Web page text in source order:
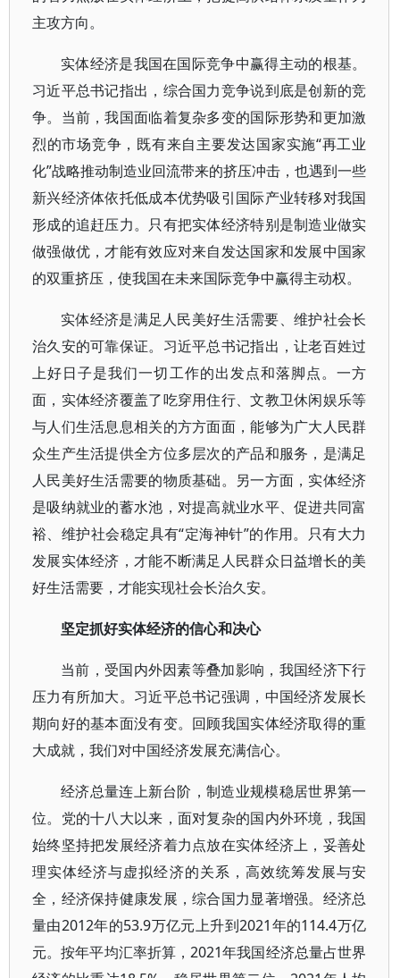
主攻方向。
实体经济是我国在国际竞争中赢得主动的根基。
习近平总书记指出，综合国力竞争说到底是创新的竞
争。当前，我国面临着复杂多变的国际形势和更加激
烈的市场竞争，既有来自主要发达国家实施“再工业
化”战略推动制造业回流带来的挤压冲击，也遇到一些
新兴经济体依托低成本优势吸引国际产业转移对我国
形成的追赶压力。只有把实体经济特别是制造业做实
做强做优，才能有效应对来自发达国家和发展中国家
的双重挤压，使我国在未来国际竞争中赢得主动权。
实体经济是满足人民美好生活需要、维护社会长
治久安的可靠保证。习近平总书记指出，让老百姓过
上好日子是我们一切工作的出发点和落脚点。一方
面，实体经济覆盖了吃穿用住行、文教卫休闲娱乐等
与人们生活息息相关的方方面面，能够为广大人民群
众生产生活提供全方位多层次的产品和服务，是满足
人民美好生活需要的物质基础。另一方面，实体经济
是吸纳就业的蓄水池，对提高就业水平、促进共同富
裕、维护社会稳定具有“定海神针”的作用。只有大力
发展实体经济，才能不断满足人民群众日益增长的美
好生活需要，才能实现社会长治久安。
坚定抓好实体经济的信心和决心
当前，受国内外因素等叠加影响，我国经济下行
压力有所加大。习近平总书记强调，中国经济发展长
期向好的基本面没有变。回顾我国实体经济取得的重
大成就，我们对中国经济发展充满信心。
经济总量连上新台阶，制造业规模稳居世界第一
位。党的十八大以来，面对复杂的国内外环境，我国
始终坚持把发展经济着力点放在实体经济上，妥善处
理实体经济与虚拟经济的关系，高效统筹发展与安
全，经济保持健康发展，综合国力显著增强。经济总
量由2012年的53.9万亿元上升到2021年的114.4万亿
元。按年平均汇率折算，2021年我国经济总量占世界